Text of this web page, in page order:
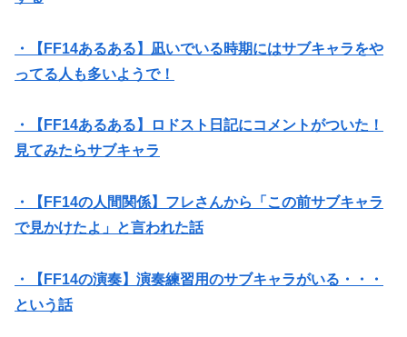
・【FF14あるある】凪いでいる時期にはサブキャラをや
ってる人も多いようで！
・【FF14あるある】ロドスト日記にコメントがついた！
見てみたらサブキャラ
・【FF14の人間関係】フレさんから「この前サブキャラ
で見かけたよ」と言われた話
・【FF14の演奏】演奏練習用のサブキャラがいる・・・
という話